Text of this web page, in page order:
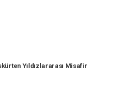
Yıldızlararası Misafir